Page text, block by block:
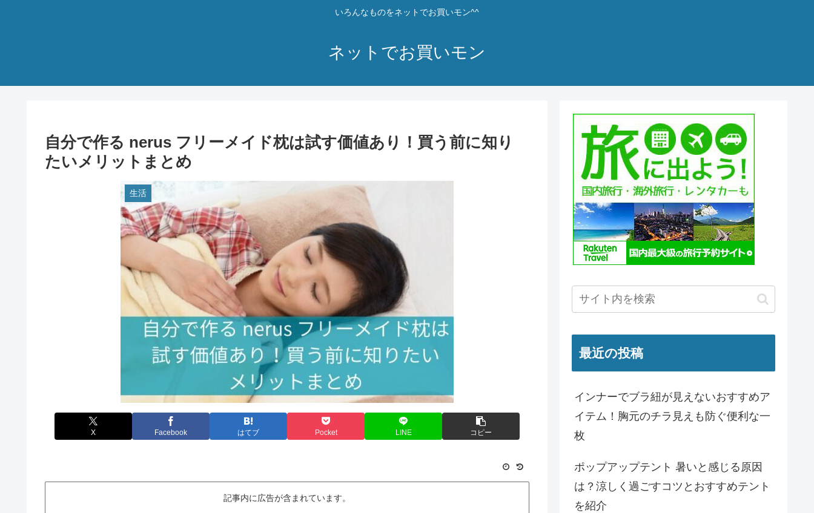
いろんなものをネットでお買いモン^^
ネットでお買いモン
自分で作る nerus フリーメイド枕は試す価値あり！買う前に知り
たいメリットまとめ
生活
X Facebook はてブ Pocket LINE コピー
記事内に広告が含まれています。
最近の投稿
インナーでブラ紐が見えないおすすめア
イテム！胸元のチラ見えも防ぐ便利な一
枚
ポップアップテント 暑いと感じる原因
は？涼しく過ごすコツとおすすめテント
を紹介